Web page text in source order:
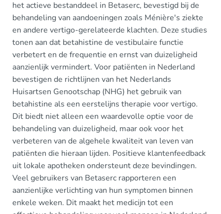
het actieve bestanddeel in Betaserc, bevestigd bij de
behandeling van aandoeningen zoals Ménière's ziekte
en andere vertigo-gerelateerde klachten. Deze studies
tonen aan dat betahistine de vestibulaire functie
verbetert en de frequentie en ernst van duizeligheid
aanzienlijk vermindert. Voor patiënten in Nederland
bevestigen de richtlijnen van het Nederlands
Huisartsen Genootschap (NHG) het gebruik van
betahistine als een eerstelijns therapie voor vertigo.
Dit biedt niet alleen een waardevolle optie voor de
behandeling van duizeligheid, maar ook voor het
verbeteren van de algehele kwaliteit van leven van
patiënten die hieraan lijden. Positieve klantenfeedback
uit lokale apotheken ondersteunt deze bevindingen.
Veel gebruikers van Betaserc rapporteren een
aanzienlijke verlichting van hun symptomen binnen
enkele weken. Dit maakt het medicijn tot een